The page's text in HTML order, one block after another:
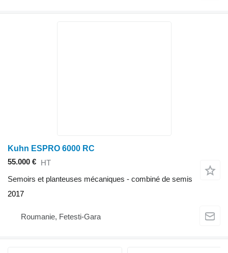
Kuhn ESPRO 6000 RC
55.000 € HT
Semoirs et planteuses mécaniques - combiné de semis
2017
Roumanie, Fetesti-Gara